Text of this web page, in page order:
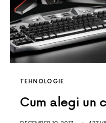
TEHNOLOGIE
Cum alegi un